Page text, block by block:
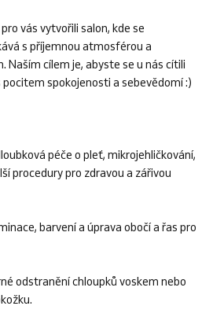
vás vytvořili salon, kde se
s příjemnou atmosférou a
Naším cílem je, abyste se u nás cítili
spokojenosti a sebevědomí :)
péče o pleť, mikrojehličkování,
procedury pro zdravou a zářivou
barvení a úprava obočí a řas pro
odstranění chloupků voskem nebo